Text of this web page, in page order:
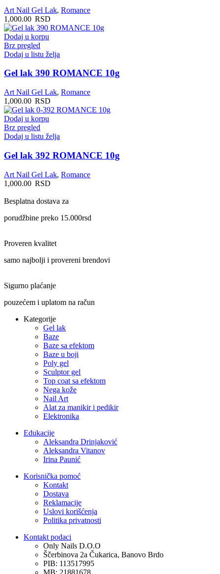
Art Nail Gel Lak, Romance
1,000.00 RSD
Dodaj u korpu
Brz pregled
Dodaj u listu želja
Gel lak 390 ROMANCE 10g
Art Nail Gel Lak, Romance
1,000.00 RSD
Dodaj u korpu
Brz pregled
Dodaj u listu želja
Gel lak 392 ROMANCE 10g
Art Nail Gel Lak, Romance
1,000.00 RSD
Besplatna dostava za
porudžbine preko 15.000rsd
Proveren kvalitet
samo najbolji i provereni brendovi
Sigurno plaćanje
pouzećem i uplatom na račun
Kategorije
Gel lak
Baze
Baze sa efektom
Baze u boji
Poly gel
Sculptor gel
Top coat sa efektom
Nega kože
Nail Art
Alat za manikir i pedikir
Elektronika
Edukacije
Aleksandra Drinjaković
Aleksandra Vitanov
Irina Paunić
Korisnička pomoć
Kontakt
Dostava
Reklamacije
Uslovi korišćenja
Politika privatnosti
Kontakt podaci
Only Nails D.O.O
Ščerbinova 2a Čukarica, Banovo Brdo
PIB: 113517995
MB: 21881678